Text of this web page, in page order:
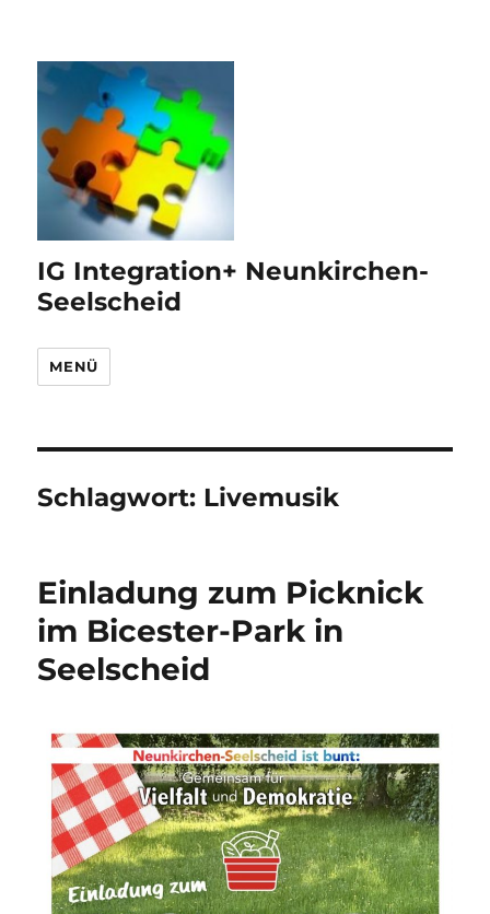
IG Integration+ Neunkirchen-
Seelscheid
MENÜ
Schlagwort: Livemusik
Einladung zum Picknick
im Bicester-Park in
Seelscheid